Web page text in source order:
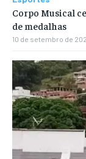
Corpo Musical
de medalhas
10 de setembro de